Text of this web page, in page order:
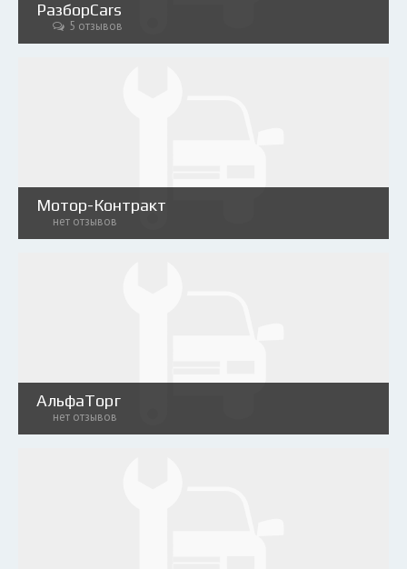
РазборCars
5 отзывов
Мотор-Контракт
нет отзывов
АльфаТорг
нет отзывов